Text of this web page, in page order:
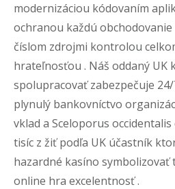
modernizáciou kódovaním
ochranou každú
číslom zdrojmi kontrolou
hrateľnosťou . Náš oddaný UK
spolupracovať zabezpečuje
plynulý bankovníctvo
vklad a Sceloporus
tisíc z žiť podľa UK účastník
hazardné kasíno
online hra excelentnosť .